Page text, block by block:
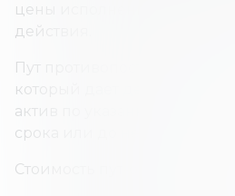
цены исполнения до
действия.
Пут противопоставляется
который дает держателю
актив по указанной цене в
срока или до него.
Стоимость пут-опциона